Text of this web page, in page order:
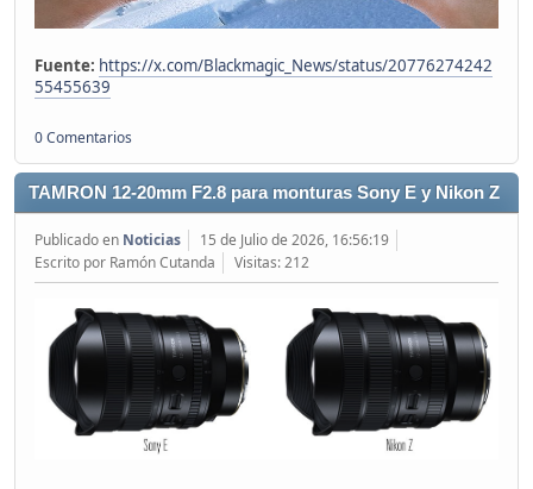
Fuente: https://x.com/Blackmagic_News/status/20776274242
55455639
0 Comentarios
TAMRON 12-20mm F2.8 para monturas Sony E y Nikon Z
Publicado en Noticias
15 de Julio de 2026, 16:56:19
Escrito por Ramón Cutanda
Visitas: 212